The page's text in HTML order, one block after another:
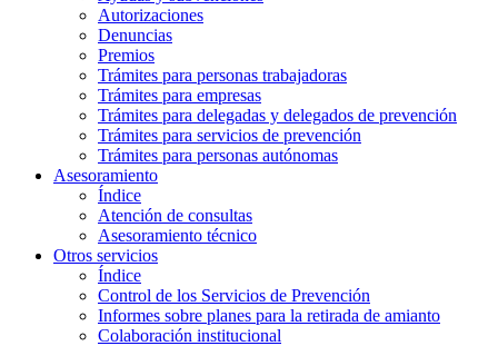
Autorizaciones
Denuncias
Premios
Trámites para personas trabajadoras
Trámites para empresas
Trámites para delegadas y delegados de prevención
Trámites para servicios de prevención
Trámites para personas autónomas
Asesoramiento
Índice
Atención de consultas
Asesoramiento técnico
Otros servicios
Índice
Control de los Servicios de Prevención
Informes sobre planes para la retirada de amianto
Colaboración institucional